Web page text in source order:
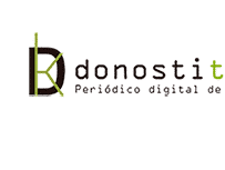
contenido